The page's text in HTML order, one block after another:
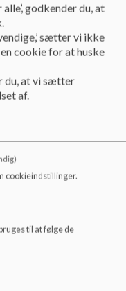
bekymring for
almenklasserne, og
forældregruppe skal
forhold til legegrupper,
at det er godt at
som fylder i
Kristian orienterede om,
skal selv
d. 25.
en3. klasses elev, blev
drenge. Sagen
og efterforskes. Ny
godkender du, at
sætter vi ikke
cookie for at huske
du, at vi sætter
af.
cookieindstillinger.
til at følge de